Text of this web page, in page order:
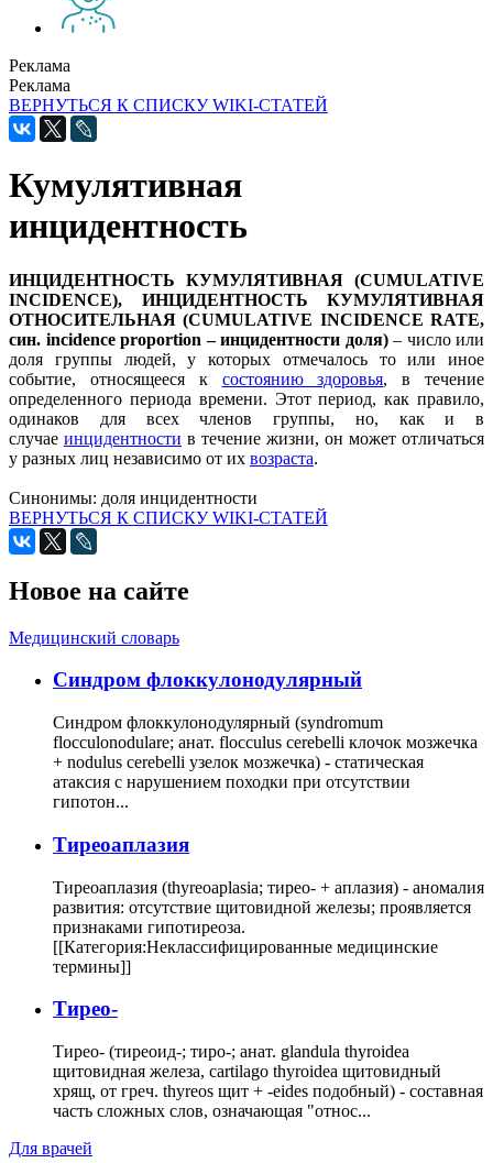
Реклама
Реклама
ВЕРНУТЬСЯ К СПИСКУ WIKI-СТАТЕЙ
Кумулятивная
инцидентность
ИНЦИДЕНТНОСТЬ КУМУЛЯТИВНАЯ (CUMULATIVE
INCIDENCE), ИНЦИДЕНТНОСТЬ КУМУЛЯТИВНАЯ
ОТНОСИТЕЛЬНАЯ (CUMULATIVE INCIDENCE RATE,
син. incidence proportion – инцидентности доля)– число или
доля группы людей, у которых отмечалось то или иное
событие, относящееся к состоянию здоровья, в течение
определенного периода времени. Этот период, как правило,
одинаков для всех членов группы, но, как и в
случае инцидентности в течение жизни, он может отличаться
у разных лиц независимо от их возраста.
Синонимы: доля инцидентности
ВЕРНУТЬСЯ К СПИСКУ WIKI-СТАТЕЙ
Новое на сайте
Медицинский словарь
Cиндром флоккулонодулярный
Синдром флоккулонодулярный (syndromum
flocculonodulare; анат. flocculus cerebelli клочок мозжечка
+ nodulus cerebelli узелок мозжечка) - статическая
атаксия с нарушением походки при отсутствии
гипотон...
Тиреоаплазия
Тиреоаплазия (thyreoaplasia; тирео- + аплазия) - аномалия
развития: отсутствие щитовидной железы; проявляется
признаками гипотиреоза.
[[Категория:Неклассифицированные медицинские
термины]]
Тирео-
Тирео- (тиреоид-; тиро-; анат. glandula thyroidea
щитовидная железа, cartilago thyroidea щитовидный
хрящ, от греч. thyreos щит + -eides подобный) - составная
часть сложных слов, означающая "относ...
Для врачей